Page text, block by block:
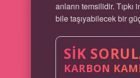
anların temsilidir.
bile taşıyabilecek bir güç
SIK
KARBON